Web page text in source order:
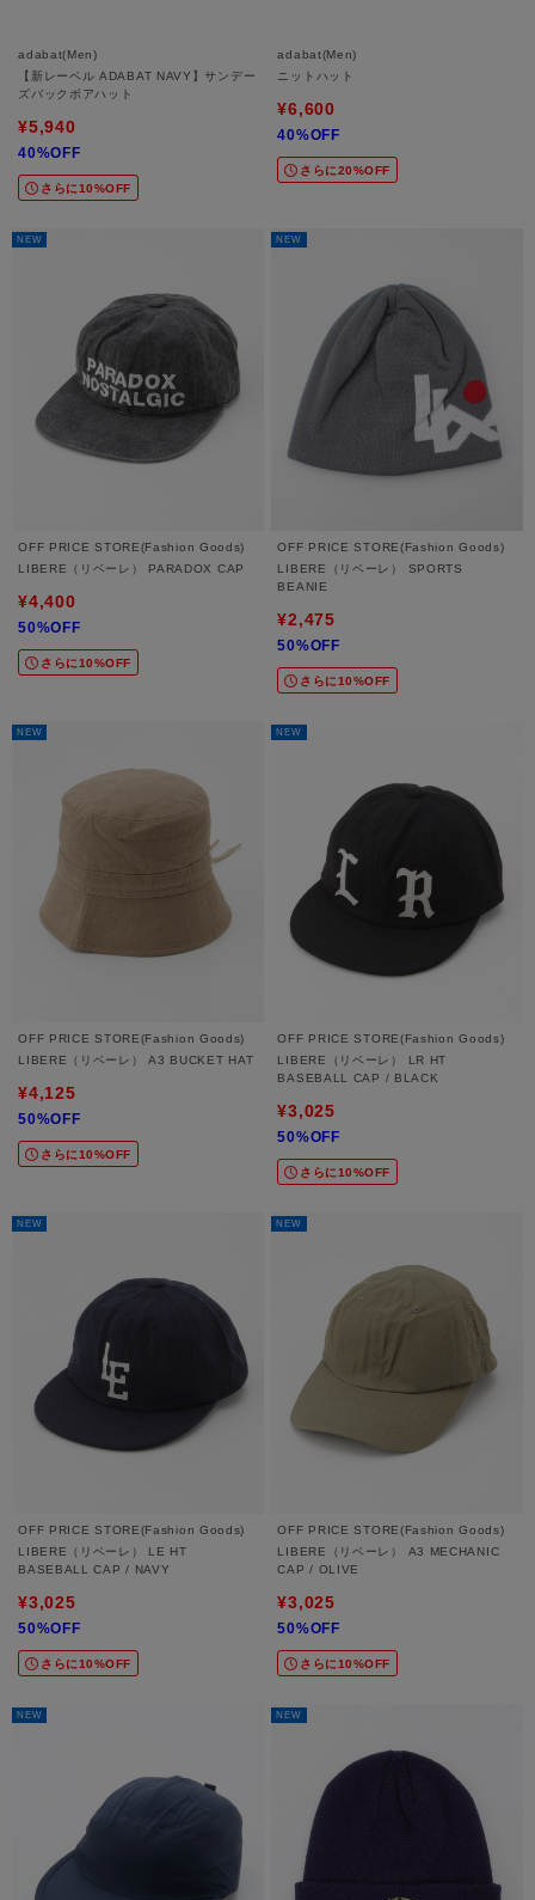
adabat(Men)
【新レーベル ADABAT NAVY】サンデー
ズバックボアハット
¥5,940
40%OFF
さらに10%OFF
adabat(Men)
ニットハット
¥6,600
40%OFF
さらに20%OFF
NEW
OFF PRICE STORE(Fashion Goods)
LIBERE（リベーレ） PARADOX CAP
¥4,400
50%OFF
さらに10%OFF
NEW
OFF PRICE STORE(Fashion Goods)
LIBERE（リベーレ） SPORTS
BEANIE
¥2,475
50%OFF
さらに10%OFF
NEW
OFF PRICE STORE(Fashion Goods)
LIBERE（リベーレ） A3 BUCKET HAT
¥4,125
50%OFF
さらに10%OFF
NEW
OFF PRICE STORE(Fashion Goods)
LIBERE（リベーレ） LR HT
BASEBALL CAP / BLACK
¥3,025
50%OFF
さらに10%OFF
NEW
OFF PRICE STORE(Fashion Goods)
LIBERE（リベーレ） LE HT
BASEBALL CAP / NAVY
¥3,025
50%OFF
さらに10%OFF
NEW
OFF PRICE STORE(Fashion Goods)
LIBERE（リベーレ） A3 MECHANIC
CAP / OLIVE
¥3,025
50%OFF
さらに10%OFF
NEW NEW